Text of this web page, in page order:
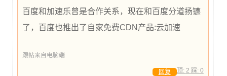
百度和加速乐曾是合作关系，现在和百度分道扬镳
了，百度也推出了自家免费CDN产品:云加速
跟帖来自电脑端
顶: 2 踩: 0
回复